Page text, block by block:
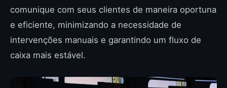
comunique com seus clientes de maneira oportuna
e eficiente, minimizando a necessidade de
intervenções manuais e garantindo um fluxo de
caixa mais estável.